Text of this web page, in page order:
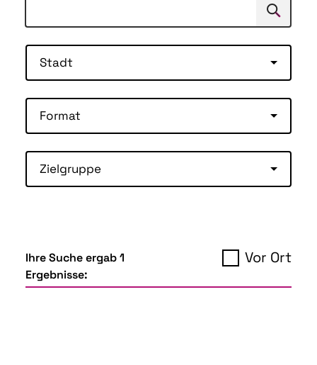
Suchen
Stadt
Format
Zielgruppe
Ihre Suche ergab 1
Ergebnisse:
Vor Ort